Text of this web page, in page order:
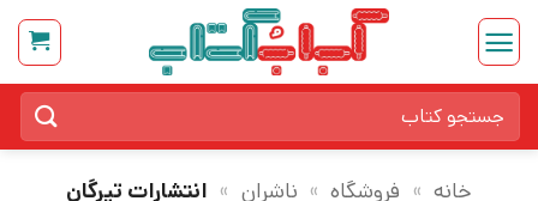
Skip
content
برای:
خانه » فروشگاه » ناشران » انتشارات تیرگان